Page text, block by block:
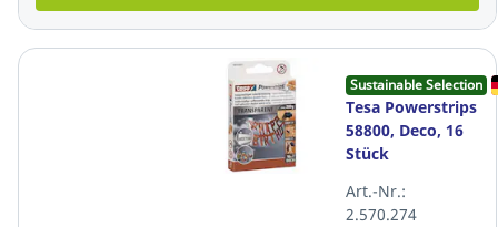
Sustainable Selection
Tesa Powerstrips
58800, Deco, 16
Stück
Art.-Nr.:
2.570.274